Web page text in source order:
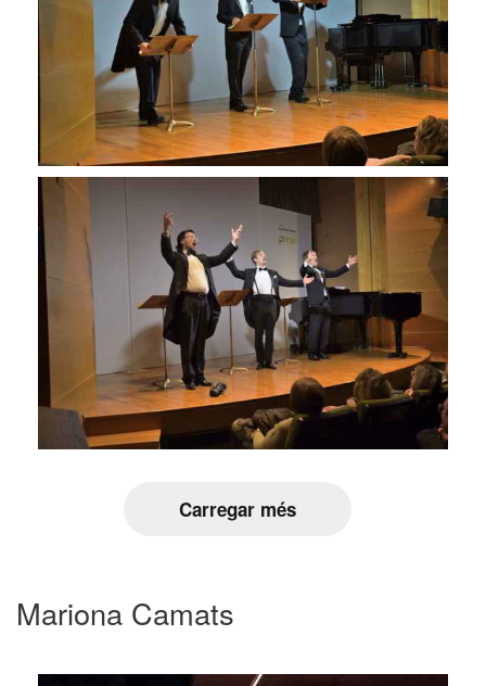
Carregar més
Mariona Camats